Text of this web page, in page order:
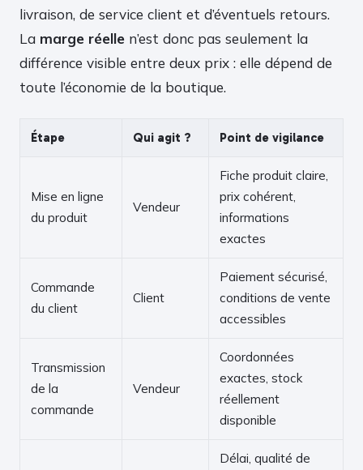
livraison, de service client et d’éventuels retours.
La marge réelle n’est donc pas seulement la
différence visible entre deux prix : elle dépend de
toute l’économie de la boutique.
Étape Qui agit ? Point de vigilance
Mise en ligne
du produit
Vendeur
Fiche produit claire,
prix cohérent,
informations
exactes
Commande
du client
Client
Paiement sécurisé,
conditions de vente
accessibles
Transmission
de la
commande
Vendeur
Coordonnées
exactes, stock
réellement
disponible
Délai, qualité de